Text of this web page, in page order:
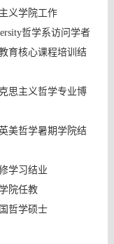
义学院工作
哲学系访问学者
育核心课程培训结
思主义哲学专业博
美哲学暑期学院结
学习结业
院任教
哲学硕士